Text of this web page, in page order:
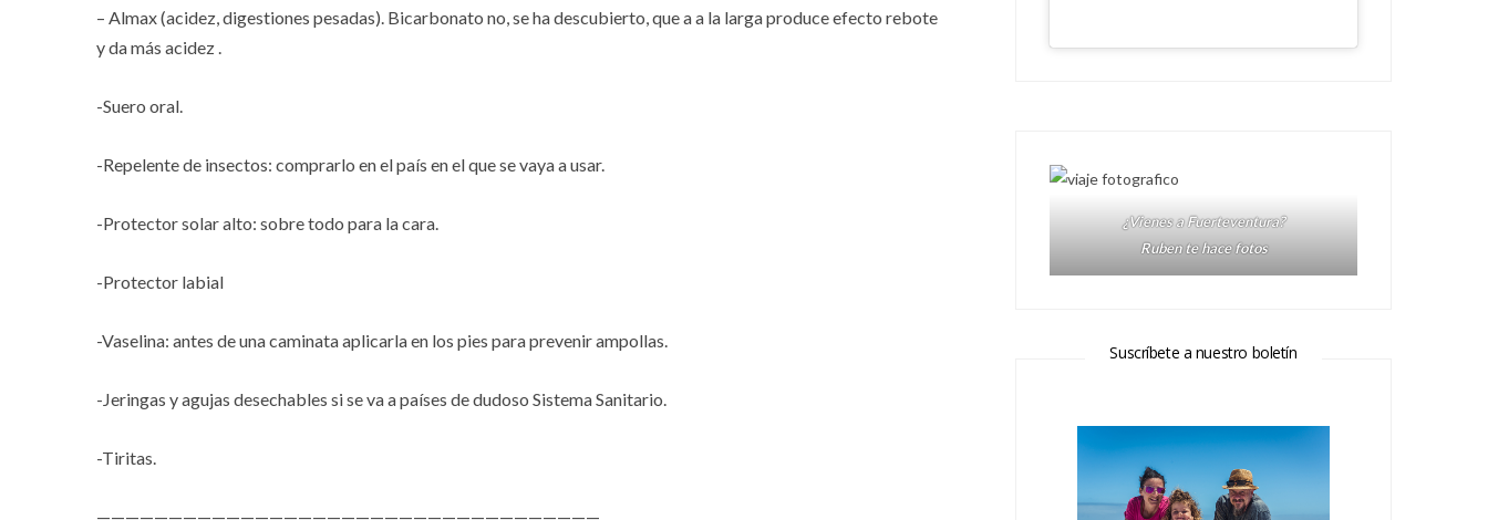
– Almax (acidez, digestiones pesadas). Bicarbonato no, se ha descubierto, que a a la larga produce efecto rebote
y da más acidez .
-Suero oral.
-Repelente de insectos: comprarlo en el país en el que se vaya a usar.
-Protector solar alto: sobre todo para la cara.
-Protector labial
-Vaselina: antes de una caminata aplicarla en los pies para prevenir ampollas.
-Jeringas y agujas desechables si se va a países de dudoso Sistema Sanitario.
-Tiritas.
¿Vienes a Fuerteventura?
Ruben te hace fotos
Suscríbete a nuestro boletín